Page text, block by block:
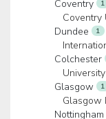
Coventry
1
Coventry
Dundee
1
Colchester
Glasgow
1
Glasgow
Nottingham